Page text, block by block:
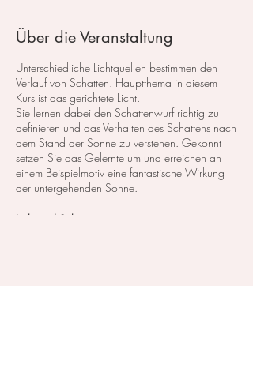
Über die Veranstaltung
Unterschiedliche Lichtquellen bestimmen den
Verlauf von Schatten. Hauptthema in diesem
Kurs ist das gerichtete Licht.
Sie lernen dabei den Schattenwurf richtig zu
definieren und das Verhalten des Schattens nach
dem Stand der Sonne zu verstehen. Gekonnt
setzen Sie das Gelernte um und erreichen an
einem Beispielmotiv eine fantastische Wirkung
der untergehenden Sonne.
Licht und Schatten